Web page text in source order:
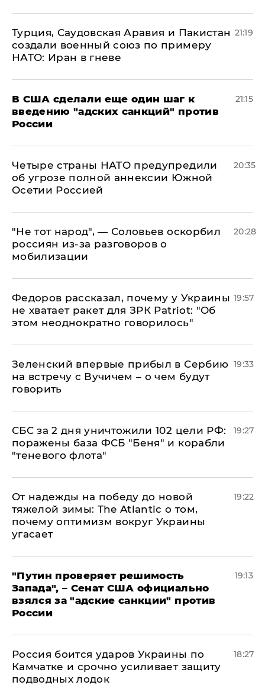
Турция, Саудовская Аравия и Пакистан
создали военный союз по примеру
НАТО: Иран в гневе
21:19
В США сделали еще один шаг к
введению "адских санкций" против
России
21:15
Четыре страны НАТО предупредили
об угрозе полной аннексии Южной
Осетии Россией
20:35
​"Не тот народ", — Соловьев оскорбил
россиян из-за разговоров о
мобилизации
20:28
Федоров рассказал, почему у Украины
не хватает ракет для ЗРК Patriot: "Об
этом неоднократно говорилось"
19:57
Зеленский впервые прибыл в Сербию
на встречу с Вучичем – о чем будут
говорить
19:33
СБС за 2 дня уничтожили 102 цели РФ:
поражены база ФСБ "Беня" и корабли
"теневого флота"
19:27
От надежды на победу до новой
тяжелой зимы: The Atlantic о том,
почему оптимизм вокруг Украины
угасает
19:22
"Путин проверяет решимость
Запада", – Сенат США официально
взялся за "адские санкции" против
России
19:13
Россия боится ударов Украины по
Камчатке и срочно усиливает защиту
подводных лодок
18:27